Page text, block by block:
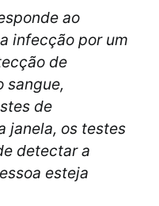
ao
infecção por um
de
sangue,
de
janela, os testes
detectar a
esteja